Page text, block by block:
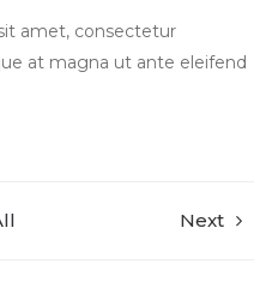
amet, consectetur
at magna ut ante eleifend
Next